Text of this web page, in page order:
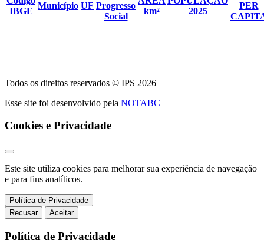
IBGE
Município UF Progresso
Social
km²
2025
PER
Todos os direitos reservados © IPS 2026
Esse site foi desenvolvido pela NOTABC
Cookies e Privacidade
Este site utiliza cookies para melhorar sua experiência de navegação
e para fins analíticos.
Política de Privacidade
Recusar
Aceitar
Política de Privacidade